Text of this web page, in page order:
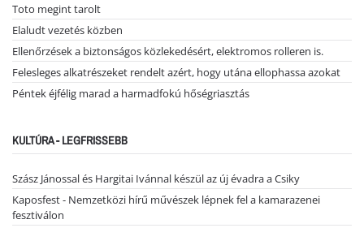
Toto megint tarolt
Elaludt vezetés közben
Ellenőrzések a biztonságos közlekedésért, elektromos rolleren is.
Felesleges alkatrészeket rendelt azért, hogy utána ellophassa azokat
Péntek éjfélig marad a harmadfokú hőségriasztás
KULTÚRA - LEGFRISSEBB
Szász Jánossal és Hargitai Ivánnal készül az új évadra a Csiky
Kaposfest - Nemzetközi hírű művészek lépnek fel a kamarazenei
fesztiválon